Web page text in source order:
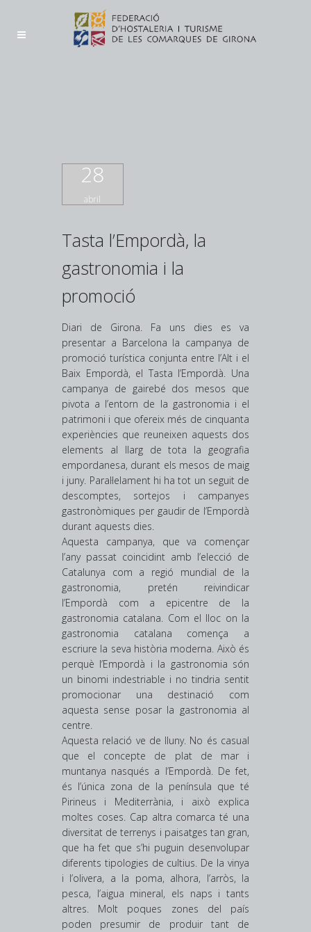
28
abril
Tasta l’Empordà, la
gastronomia i la
promoció
Diari de Girona. Fa uns dies es va
presentar a Barcelona la campanya de
promoció turística conjunta entre l’Alt i el
Baix Empordà, el Tasta l’Empordà. Una
campanya de gairebé dos mesos que
pivota a l’entorn de la gastronomia i el
patrimoni i que ofereix més de cinquanta
experiències que reuneixen aquests dos
elements al llarg de tota la geografia
empordanesa, durant els mesos de maig
i juny. Paral·lelament hi ha tot un seguit de
descomptes, sortejos i campanyes
gastronòmiques per gaudir de l’Empordà
durant aquests dies.
Aquesta campanya, que va començar
l’any passat coincidint amb l’elecció de
Catalunya com a regió mundial de la
gastronomia, pretén reivindicar
l’Empordà com a epicentre de la
gastronomia catalana. Com el lloc on la
gastronomia catalana comença a
escriure la seva història moderna. Això és
perquè l’Empordà i la gastronomia són
un binomi indestriable i no tindria sentit
promocionar una destinació com
aquesta sense posar la gastronomia al
centre.
Aquesta relació ve de lluny. No és casual
que el concepte de plat de mar i
muntanya nasqués a l’Empordà. De fet,
és l’única zona de la península que té
Pirineus i Mediterrània, i això explica
moltes coses. Cap altra comarca té una
diversitat de terrenys i paisatges tan gran,
que ha fet que s’hi puguin desenvolupar
diferents tipologies de cultius. De la vinya
i l’olivera, a la poma, alhora, l’arròs, la
pesca, l’aigua mineral, els naps i tants
altres. Molt poques zones del país
poden presumir de produir tant de